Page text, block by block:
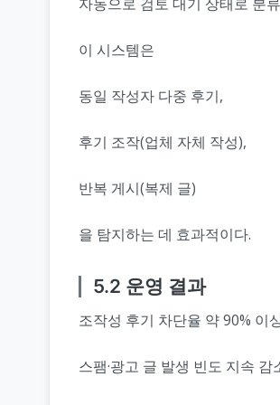
이 시스템은
동일 작성자 다중 후기,
후기 조작(업체 자체 작성),
반복 게시(복제 글)
을 탐지하는 데 효과적이다.
5.2 운영 결과
조작성 후기 차단율 약 90% 이
스팸·광고 글 발생 빈도 지속 감